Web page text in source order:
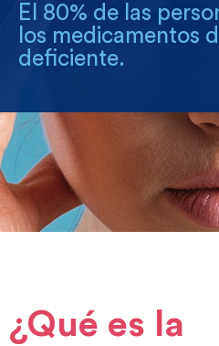
El 80% de las
los medicamentos
deficiente.
¿Qué es la